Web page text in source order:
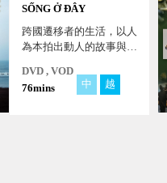
SỐNG Ở ĐÂY
跨國遷移者的生活，以人
為本拍出動人的故事與溫
DVD , VOD
76mins
中 越